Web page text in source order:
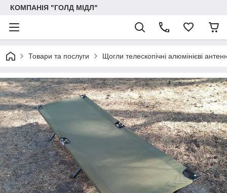
КОМПАНІЯ "ГОЛД МІДЛ"
Товари та послуги Щогли телескопічні алюмінієві